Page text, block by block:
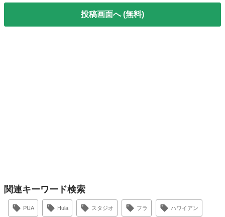
投稿画面へ (無料)
関連キーワード検索
PUA Hula スタジオ フラ ハワイアン